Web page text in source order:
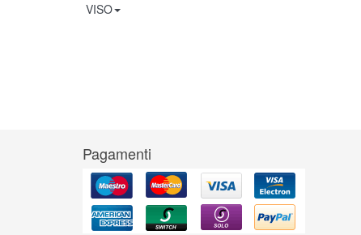
VISO
Pagamenti